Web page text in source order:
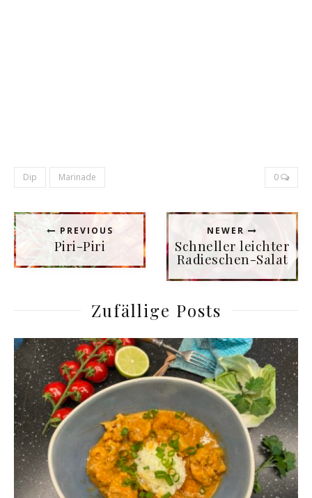
Dip Marinade 0
PREVIOUS
Piri-Piri
NEWER
Schneller leichter
Radieschen-Salat
Zufällige Posts